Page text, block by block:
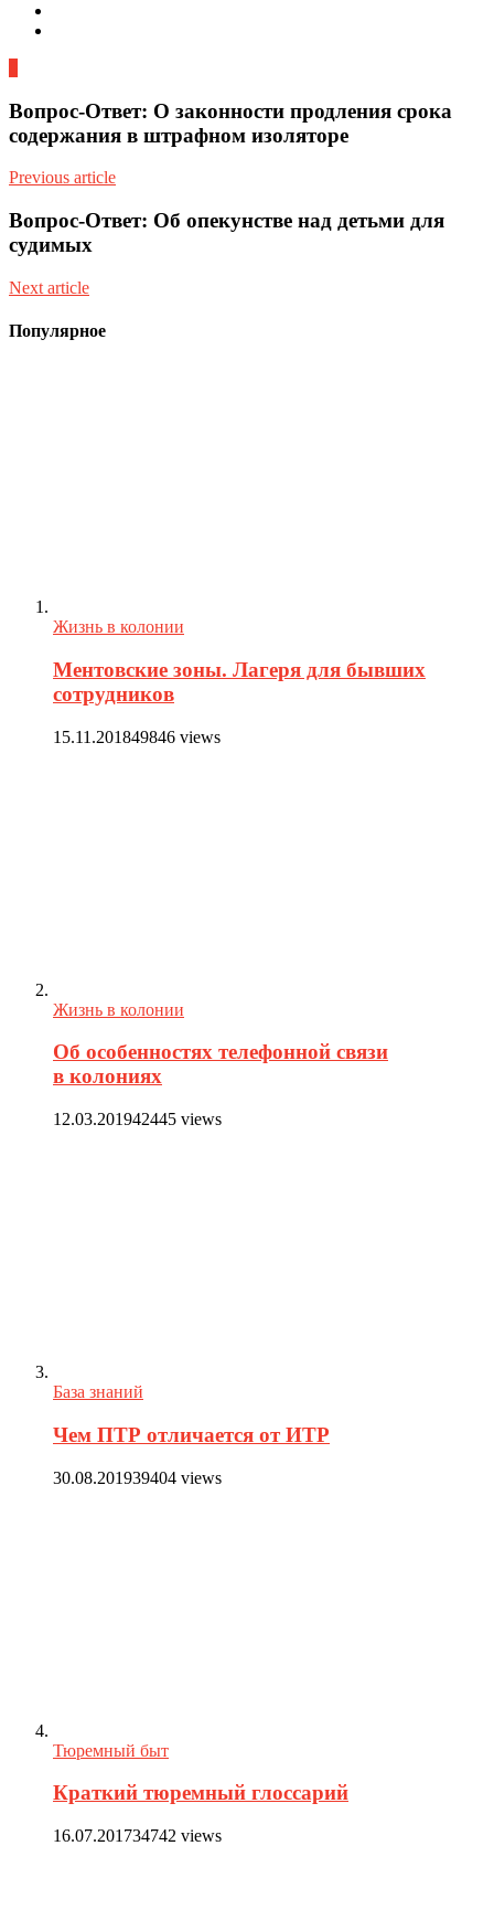
Вопрос-Ответ: О законности продления срока
содержания в штрафном изоляторе
Previous article
Вопрос-Ответ: Об опекунстве над детьми для
судимых
Next article
Популярное
Жизнь в колонии
Ментовские зоны. Лагеря для бывших
сотрудников
15.11.201849846 views
Жизнь в колонии
Об особенностях телефонной связи
в колониях
12.03.201942445 views
База знаний
Чем ПТР отличается от ИТР
30.08.201939404 views
Тюремный быт
Краткий тюремный глоссарий
16.07.201734742 views